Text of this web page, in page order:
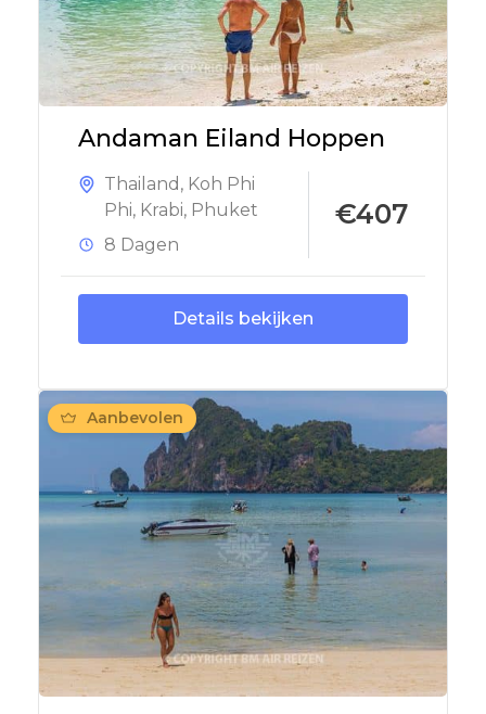
Andaman Eiland Hoppen
Thailand , Koh Phi
Phi, Krabi, Phuket
8 Dagen
€407
Details bekijken
Aanbevolen